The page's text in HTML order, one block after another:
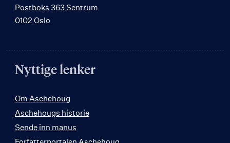
Postboks 363 Sentrum
0102 Oslo
Nyttige lenker
Om Aschehoug
Aschehougs historie
Sende inn manus